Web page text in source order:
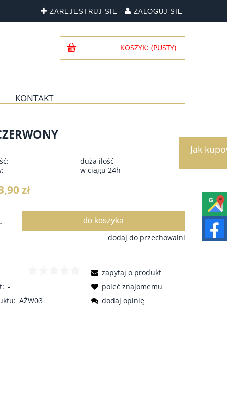
ZAREJESTRUJ SIĘ ZALOGUJ SIĘ
KOSZYK: (PUSTY)
KONTAKT
duża ilość
w ciągu 24h
zł
do koszyka
dodaj do przechowalni
-
AŻW03
zapytaj o produkt
poleć znajomemu
dodaj opinię
Jak